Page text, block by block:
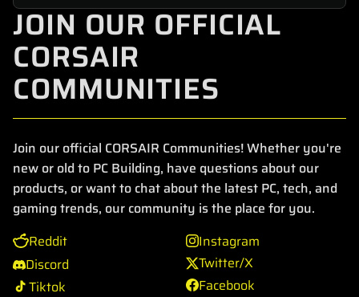
JOIN OUR OFFICIAL
CORSAIR
COMMUNITIES
Join our official CORSAIR Communities! Whether you're
new or old to PC Building, have questions about our
products, or want to chat about the latest PC, tech, and
gaming trends, our community is the place for you.
Reddit
Discord
Tiktok
Instagram
Twitter/X
Facebook